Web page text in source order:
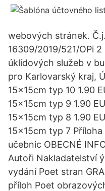
webových stránek.
16309/2019/521/OPi
úklidových služeb v
pro Karlovarský kraj,
15x15cm typ 10 1.90
15x15cm typ 9 1.90
15x15cm typ 8 1.90
15x15cm typ 7
učebnic OBECNÉ
Autoři Nakladatelství
vydání Poet stran
příloh Poet